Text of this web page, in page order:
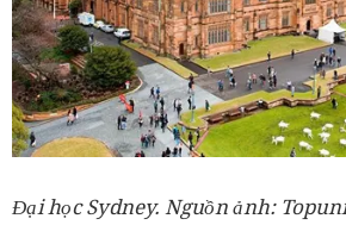
Đại học Sydney. Nguồn ảnh: